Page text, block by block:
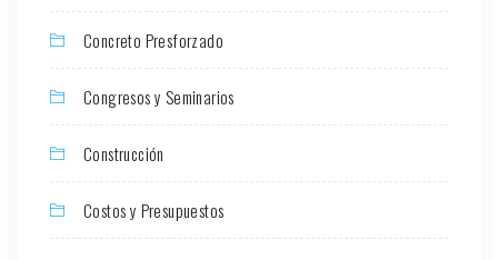
Concreto Presforzado
Congresos y Seminarios
Construcción
Costos y Presupuestos